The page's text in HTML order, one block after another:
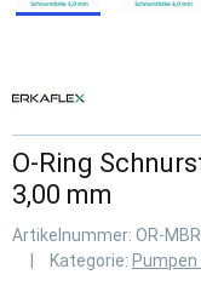
O-Ring
3,00 mm
Artikelnummer: OR-
Kategorie: